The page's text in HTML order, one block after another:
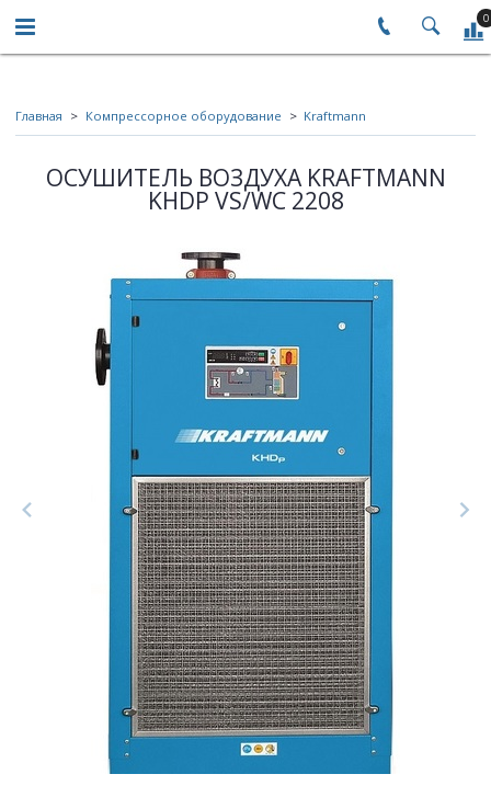
0
Главная Компрессорное оборудование Kraftmann
ОСУШИТЕЛЬ ВОЗДУХА KRAFTMANN
KHDP VS/WC 2208